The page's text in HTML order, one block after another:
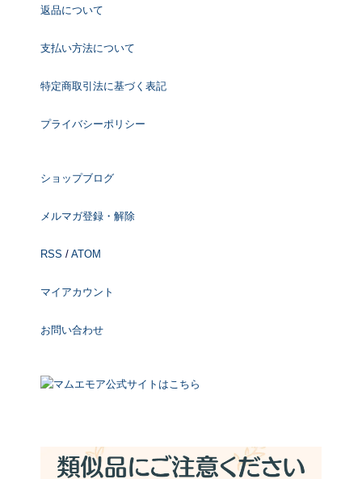
返品について
支払い方法について
特定商取引法に基づく表記
プライバシーポリシー
ショップブログ
メルマガ登録・解除
RSS / ATOM
マイアカウント
お問い合わせ
マムエモア公式サイトはこちら